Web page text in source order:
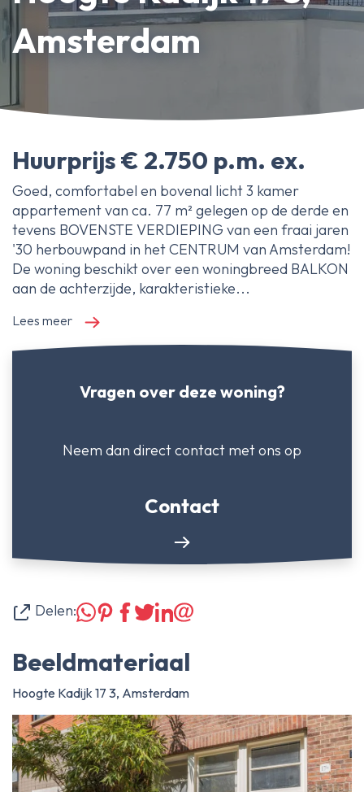
Amsterdam
Huurprijs € 2.750 p.m. ex.
Goed, comfortabel en bovenal licht 3 kamer
appartement van ca. 77 m² gelegen op de derde en
tevens BOVENSTE VERDIEPING van een fraai jaren
'30 herbouwpand in het CENTRUM van Amsterdam!
De woning beschikt over een woningbreed BALKON
aan de achterzijde, karakteristieke...
Lees meer
Vragen over deze woning?
Neem dan direct contact met ons op
Contact
Delen:
Beeldmateriaal
Hoogte Kadijk 17 3, Amsterdam
Erfpachtdeskundige
Gerechtelijke deskundige
Onze reviews
Contact